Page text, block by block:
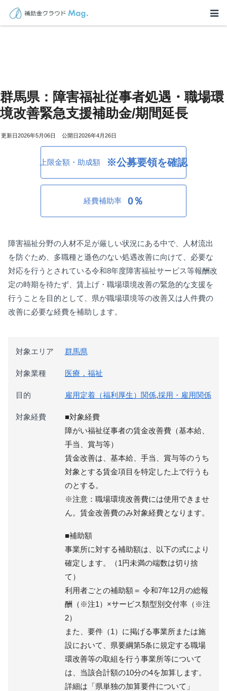
群馬県：障害福祉従事者処遇・職場環
境改善緊急支援補助金/期間延長
2026年5月06日 2026年4月26日
上限金額・助成額 ※公募要領を確認
経費補助率 0％
障害福祉分野の人材不足が厳しい状況にある中で、人材流出
を防ぐため、多職種と遜色のない処遇改善に向けて、必要な
対応を行うとされている令和8年度障害福祉サービス等報酬改
定の時期を待たず、賃上げ・職場環境改善の緊急的な支援を
行うことを目的として、県が職場環境等の改善又は人件費の
改善に必要な経費を補助します。
対象エリア 群馬県
対象業種 医療，福祉
目的 雇用定着（福利厚生）関係,採用・雇用関係
対象経費
■対象経費
障がい福祉従事者の賃金改善費（基本給、
手当、賞与等）
賃金改善は、基本給、手当、賞与等のうち
対象とする賃金項目を特定した上で行うも
のとする。
※注意：職場環境改善費には使用できませ
ん。賃金改善費のみ対象経費となります。
■補助額
事業所に対する補助額は、以下の式により
確定します。（1円未満の端数は切り捨
て）
利用者ごとの補助額＝ 令和7年12月の総報
酬（※注1）×サービス類型別交付率（※注
2）
また、要件（1）に掲げる事業所または施
設において、県要綱第5条に規定する職場
環改善等の取組を行う事業所等について
は、当該合計額の10分の4を加算します。
詳細は「県単独の加算要件について」